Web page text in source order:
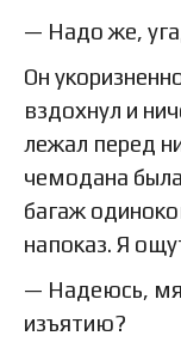
— Надо же,
Он
вздохнул и
лежал перед
чемодана
багаж
напоказ. Я
— Надеюсь,
изъятию?